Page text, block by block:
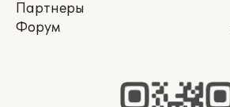
Партнеры
Форум